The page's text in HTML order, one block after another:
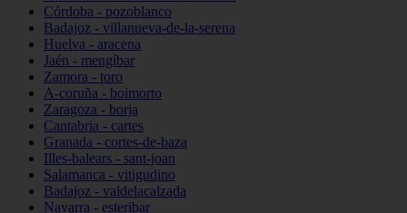
Córdoba - pozoblanco
Badajoz - villanueva-de-la-serena
Huelva - aracena
Jaén - mengíbar
Zamora - toro
A-coruña - boimorto
Zaragoza - borja
Cantabria - cartes
Granada - cortes-de-baza
Illes-balears - sant-joan
Salamanca - vitigudino
Badajoz - valdelacalzada
Navarra - esteribar